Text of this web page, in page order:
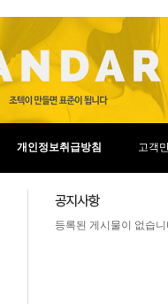
개인정보취급방침 고객
등록된 게시물이 없습